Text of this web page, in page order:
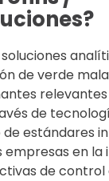
de verde
de
estándares
empresas en
de control